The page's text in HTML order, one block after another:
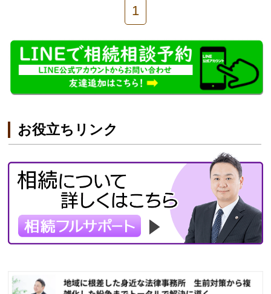
1
お役立ちリンク